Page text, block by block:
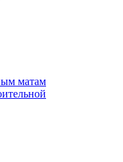
матам